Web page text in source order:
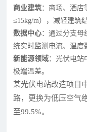
商业建筑：商场、酒店
≤15kg/m），减轻建筑
数据中心：通过分支母
统实时监测电流、温度
新能源领域：光伏电
极端温差。
某光伏电站改造项目
路，更换为低压空气
至99.5%。